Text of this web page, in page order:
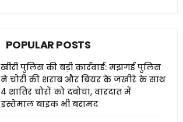
POPULAR POSTS
खीरी पुलिस की बड़ी कार्रवाई: मझगई पुलिस
ने चोरी की शराब और बियर के जखीरे के साथ
4 शातिर चोरों को दबोचा, वारदात में
इस्तेमाल बाइक भी बरामद